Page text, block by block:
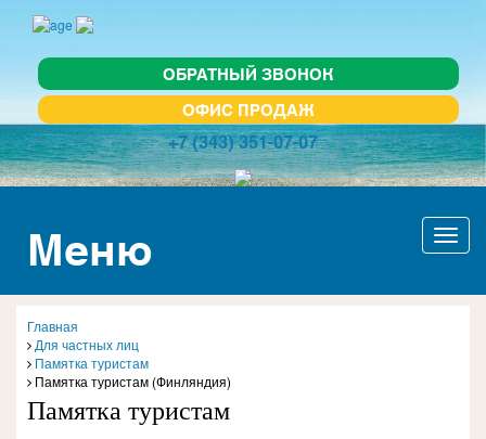
ОБРАТНЫЙ ЗВОНОК
ОФИС ПРОДАЖ
+7 (343) 351-07-07
Меню
Главная
Для частных лиц
Памятка туристам
Памятка туристам (Финляндия)
Памятка туристам